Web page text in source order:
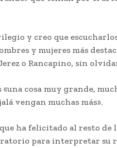
y creo que
y mujeres más
o Rancapino, sin
cosa muy grande,
vengan muchas más».
ha felicitado al resto de
para interpretar su